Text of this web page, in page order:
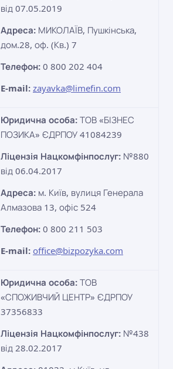
від 07.05.2019
Адреса: МИКОЛАЇВ, Пушкінська,
дом.28, оф. (Кв.) 7
Телефон: 0 800 202 404
E-mail: zayavka@limefin.com
Юридична особа: ТОВ «БІЗНЕС
ПОЗИКА» ЄДРПОУ 41084239
Ліцензія Нацкомфінпослуг: №880
від 06.04.2017
Адреса: м. Київ, вулиця Генерала
Алмазова 13, офіс 524
Телефон: 0 800 211 503
E-mail: office@bizpozyka.com
Юридична особа: ТОВ
«СПОЖИВЧИЙ ЦЕНТР» ЄДРПОУ
37356833
Ліцензія Нацкомфінпослуг: №438
від 28.02.2017